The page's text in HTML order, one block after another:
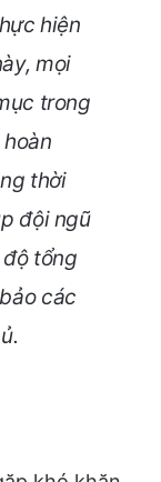
hiện
mọi
trong
thời
đội ngũ
tổng
các